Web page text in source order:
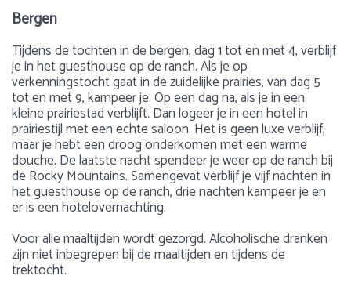
Bergen
Tijdens de tochten in de bergen, dag 1 tot en met 4, verblijf
je in het guesthouse op de ranch. Als je op
verkenningstocht gaat in de zuidelijke prairies, van dag 5
tot en met 9, kampeer je. Op een dag na, als je in een
kleine prairiestad verblijft. Dan logeer je in een hotel in
prairiestijl met een echte saloon. Het is geen luxe verblijf,
maar je hebt een droog onderkomen met een warme
douche. De laatste nacht spendeer je weer op de ranch bij
de Rocky Mountains. Samengevat verblijf je vijf nachten in
het guesthouse op de ranch, drie nachten kampeer je en
er is een hotelovernachting.
Voor alle maaltijden wordt gezorgd. Alcoholische dranken
zijn niet inbegrepen bij de maaltijden en tijdens de
trektocht.